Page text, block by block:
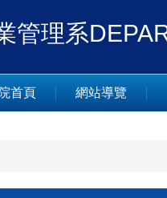
管理系
首頁 網站導覽